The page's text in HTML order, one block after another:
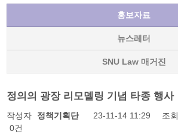
홍보자료
뉴스레터
SNU Law 매거진
정의의 광장 리모델링 기념 타종 행사
작성자 정책기획단 23-11-14 11:29 조회
0건